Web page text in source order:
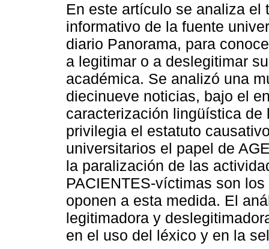
En este artículo se analiza el
informativo de la fuente
diario Panorama, para
a legitimar o a deslegitimar
académica. Se analizó una
diecinueve noticias, bajo el
caracterización lingüística
privilegia el estatuto
universitarios el papel de
la paralización de las
PACIENTES-víctimas son
oponen a esta medida. El
legitimadora y
en el uso del léxico y en la